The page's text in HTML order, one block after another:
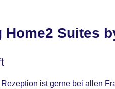
Suites
ist gerne bei allen